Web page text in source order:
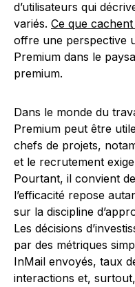
d’utilisateurs qui
variés. Ce que
offre une perspective
Premium dans le
premium.
Dans le monde du
Premium peut être
chefs de projets,
et le recrutement
Pourtant, il convient
l’efficacité repose
sur la discipline
Les décisions
par des métriques
InMail envoyés, taux
interactions et,